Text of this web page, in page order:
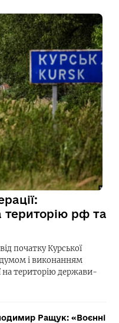
територію рф та
початку Курської
і виконанням
на територію держави-
Ращук: «Воєнні